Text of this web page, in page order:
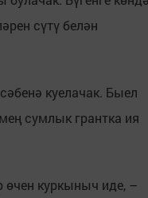
сүтү белән
куелачак. Быел
сумлык грантка ия
өчен куркыныч иде, –